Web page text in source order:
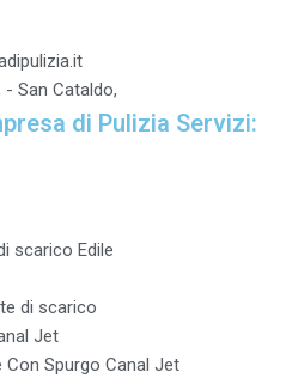
- San Cataldo,
di Pulizia Servizi:
scarico Edile
di scarico
Jet
Spurgo Canal Jet